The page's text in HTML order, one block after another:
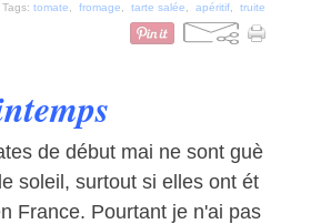
Tags: tomate fromage tarte salée apéritif truite
de début mai ne sont guè
soleil, surtout si elles ont ét
France. Pourtant je n'ai pas